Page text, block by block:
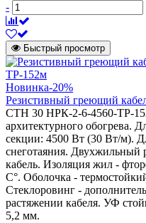
-
Быстрый просмотр
Новинка-20%
Резистивный греющий
СТН 30 НРК-2-6-4560-ТР-
архитектурного обогрева.
секции: 4500 Вт (30 Вт/м).
снеготаяния. Двухжильный
кабель. Изоляция жил -
С°. Оболочка -
Стеклоровинг -
растяжении кабеля. УФ
5,2 мм.